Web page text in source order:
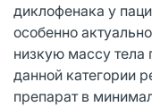
диклофенака у
особенно
низкую массу
данной категории
препарат в